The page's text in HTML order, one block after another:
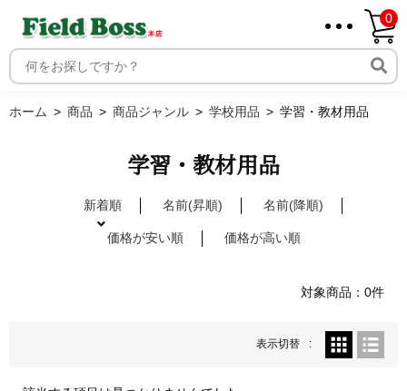
ホーム
新規会員登録
0
ホーム 商品 商品ジャンル 学校用品 学習・教材用品
学習・教材用品
新着順 名前(昇順) 名前(降順)
価格が安い順 価格が高い順
対象商品：0件
表示切替